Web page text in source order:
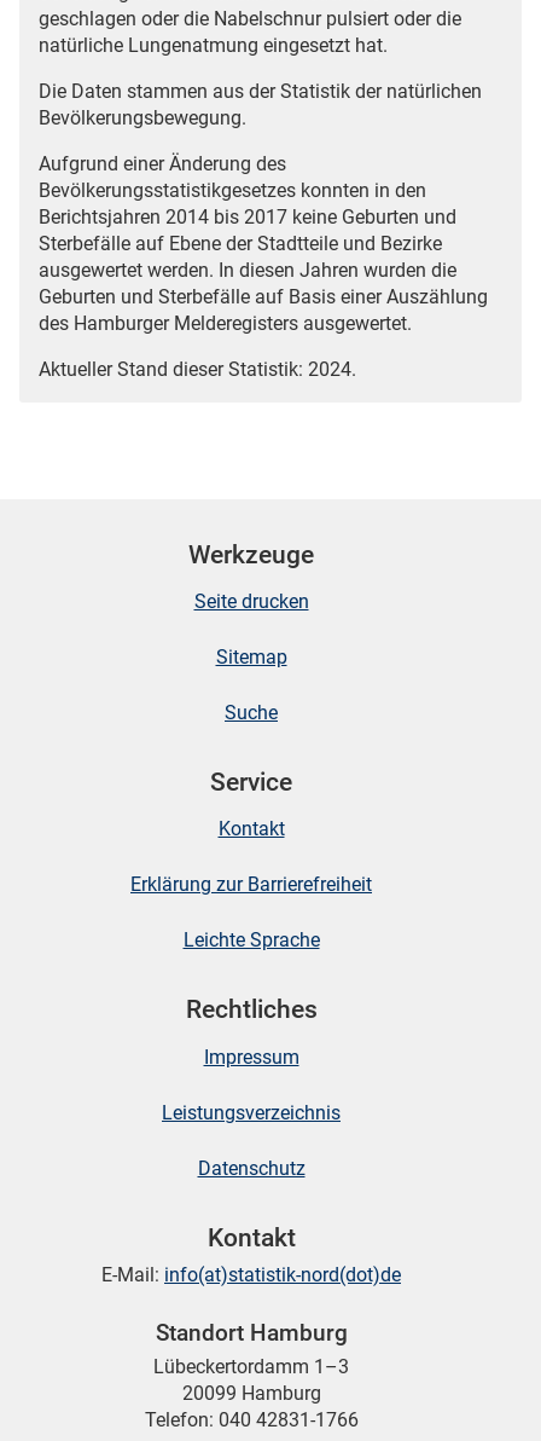
geschlagen oder die Nabelschnur pulsiert oder die
natürliche Lungenatmung eingesetzt hat.
Die Daten stammen aus der Statistik der natürlichen
Bevölkerungsbewegung.
Aufgrund einer Änderung des
Bevölkerungsstatistikgesetzes konnten in den
Berichtsjahren 2014 bis 2017 keine Geburten und
Sterbefälle auf Ebene der Stadtteile und Bezirke
ausgewertet werden. In diesen Jahren wurden die
Geburten und Sterbefälle auf Basis einer Auszählung
des Hamburger Melderegisters ausgewertet.
Aktueller Stand dieser Statistik: 2024.
Werkzeuge
Seite drucken
Sitemap
Suche
Service
Kontakt
Erklärung zur Barrierefreiheit
Leichte Sprache
Rechtliches
Impressum
Leistungsverzeichnis
Datenschutz
Kontakt
E-Mail: info(at)statistik-nord(dot)de
Standort Hamburg
Lübeckertordamm 1–3
20099 Hamburg
Telefon: 040 42831-1766